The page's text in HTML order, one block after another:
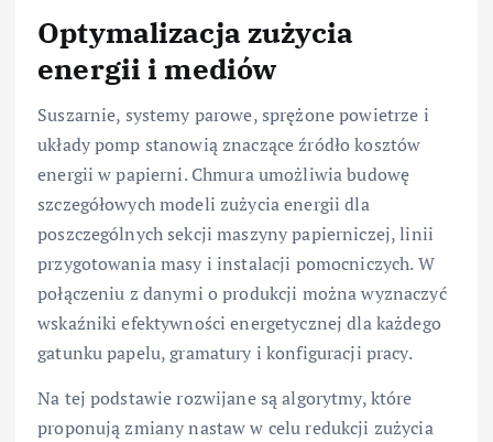
Optymalizacja zużycia
energii i mediów
Suszarnie, systemy parowe, sprężone powietrze i
układy pomp stanowią znaczące źródło kosztów
energii w papierni. Chmura umożliwia budowę
szczegółowych modeli zużycia energii dla
poszczególnych sekcji maszyny papierniczej, linii
przygotowania masy i instalacji pomocniczych. W
połączeniu z danymi o produkcji można wyznaczyć
wskaźniki efektywności energetycznej dla każdego
gatunku papelu, gramatury i konfiguracji pracy.
Na tej podstawie rozwijane są algorytmy, które
proponują zmiany nastaw w celu redukcji zużycia